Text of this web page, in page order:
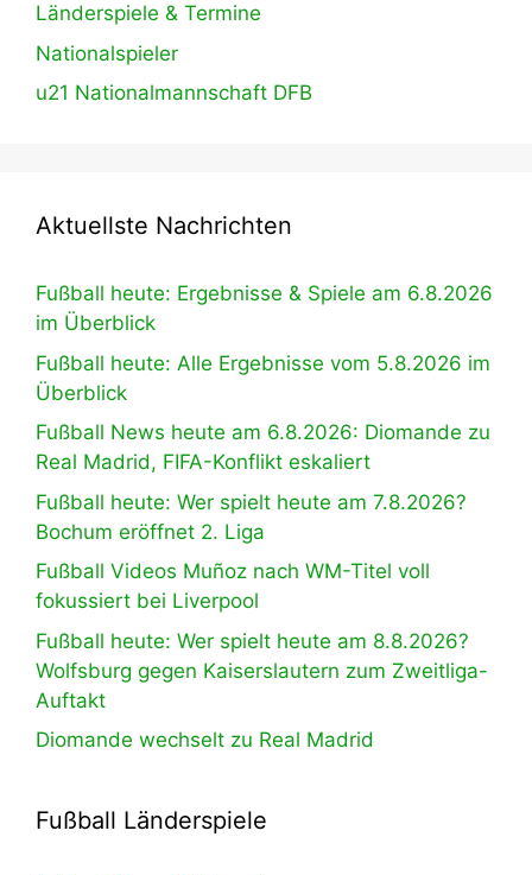
Länderspiele & Termine
Nationalspieler
u21 Nationalmannschaft DFB
Aktuellste Nachrichten
Fußball heute: Ergebnisse & Spiele am 6.8.2026
im Überblick
Fußball heute: Alle Ergebnisse vom 5.8.2026 im
Überblick
Fußball News heute am 6.8.2026: Diomande zu
Real Madrid, FIFA-Konflikt eskaliert
Fußball heute: Wer spielt heute am 7.8.2026?
Bochum eröffnet 2. Liga
Fußball Videos Muñoz nach WM-Titel voll
fokussiert bei Liverpool
Fußball heute: Wer spielt heute am 8.8.2026?
Wolfsburg gegen Kaiserslautern zum Zweitliga-
Auftakt
Diomande wechselt zu Real Madrid
Fußball Länderspiele